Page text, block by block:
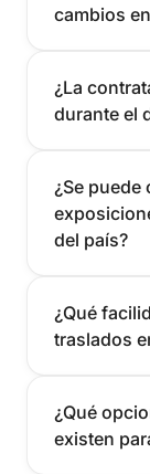
cambios
¿La
durante el
¿Se
del país?
¿Qué
traslados
¿Qué
existen